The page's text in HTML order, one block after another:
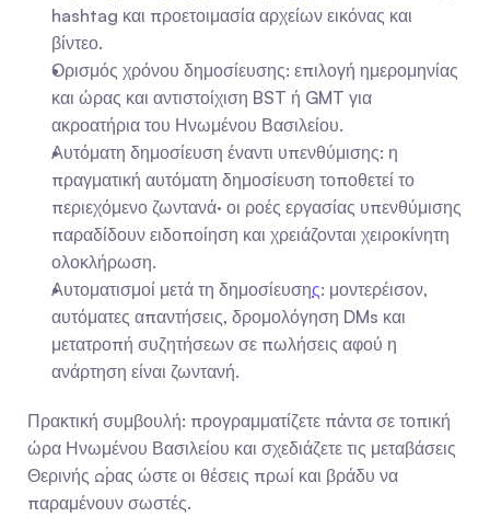
hashtag και προετοιμασία αρχείων εικόνας και
βίντεο.
Ορισμός χρόνου δημοσίευσης: επιλογή ημερομηνίας
και ώρας και αντιστοίχιση BST ή GMT για
ακροατήρια του Ηνωμένου Βασιλείου.
Αυτόματη δημοσίευση έναντι υπενθύμισης: η
πραγματική αυτόματη δημοσίευση τοποθετεί το
περιεχόμενο ζωντανά· οι ροές εργασίας υπενθύμισης
παραδίδουν ειδοποίηση και χρειάζονται χειροκίνητη
ολοκλήρωση.
Αυτοματισμοί μετά τη δημοσίευσης: μοντερέισον,
αυτόματες απαντήσεις, δρομολόγηση DMs και
μετατροπή συζητήσεων σε πωλήσεις αφού η
ανάρτηση είναι ζωντανή.
Πρακτική συμβουλή: προγραμματίζετε πάντα σε τοπική
ώρα Ηνωμένου Βασιλείου και σχεδιάζετε τις μεταβάσεις
Θερινής Ώρας ώστε οι θέσεις πρωί και βράδυ να
παραμένουν σωστές.